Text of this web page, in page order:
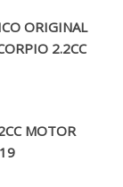
ORIGINAL
2.2CC
MOTOR